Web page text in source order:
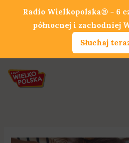
Radio Wielkopolska® - 6
północnej i zachodniej
Słuchaj